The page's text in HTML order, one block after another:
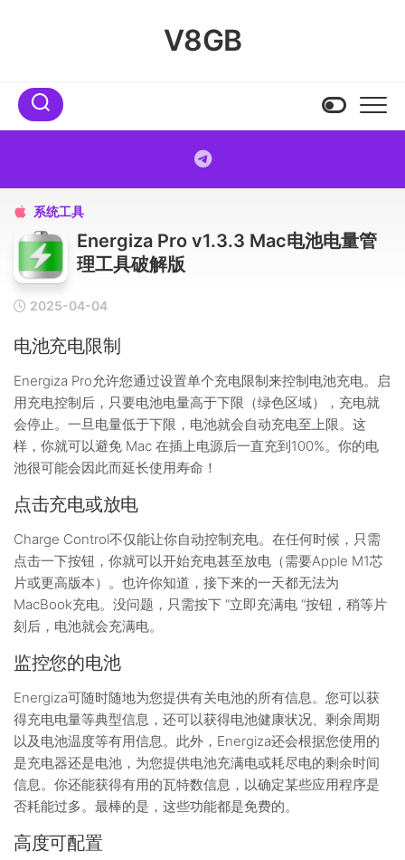
V8GB
 系统工具
Energiza Pro v1.3.3 Mac电池电量管
理工具破解版
2025-04-04
电池充电限制
Energiza Pro允许您通过设置单个充电限制来控制电池充电。启
用充电控制后，只要电池电量高于下限（绿色区域），充电就
会停止。一旦电量低于下限，电池就会自动充电至上限。这
样，你就可以避免 Mac 在插上电源后一直充到100%。你的电
池很可能会因此而延长使用寿命！
点击充电或放电
Charge Control不仅能让你自动控制充电。在任何时候，只需
点击一下按钮，你就可以开始充电甚至放电（需要Apple M1芯
片或更高版本）。也许你知道，接下来的一天都无法为
MacBook充电。没问题，只需按下 “立即充满电 “按钮，稍等片
刻后，电池就会充满电。
监控您的电池
Energiza可随时随地为您提供有关电池的所有信息。您可以获
得充电电量等典型信息，还可以获得电池健康状况、剩余周期
以及电池温度等有用信息。此外，Energiza还会根据您使用的
是充电器还是电池，为您提供电池充满电或耗尽电的剩余时间
信息。你还能获得有用的瓦特数信息，以确定某些应用程序是
否耗能过多。最棒的是，这些功能都是免费的。
高度可配置